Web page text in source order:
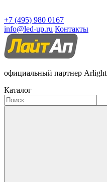
+7 (495) 980 0167
info@led-up.ru Контакты
официальный партнер Arlight
Каталог